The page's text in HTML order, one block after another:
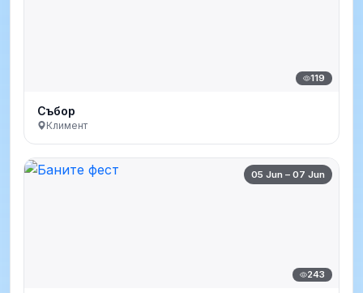
119
Събор
Климент
05 Jun – 07 Jun
243